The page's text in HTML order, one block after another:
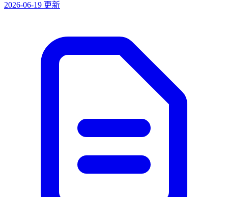
2026-06-19 更新